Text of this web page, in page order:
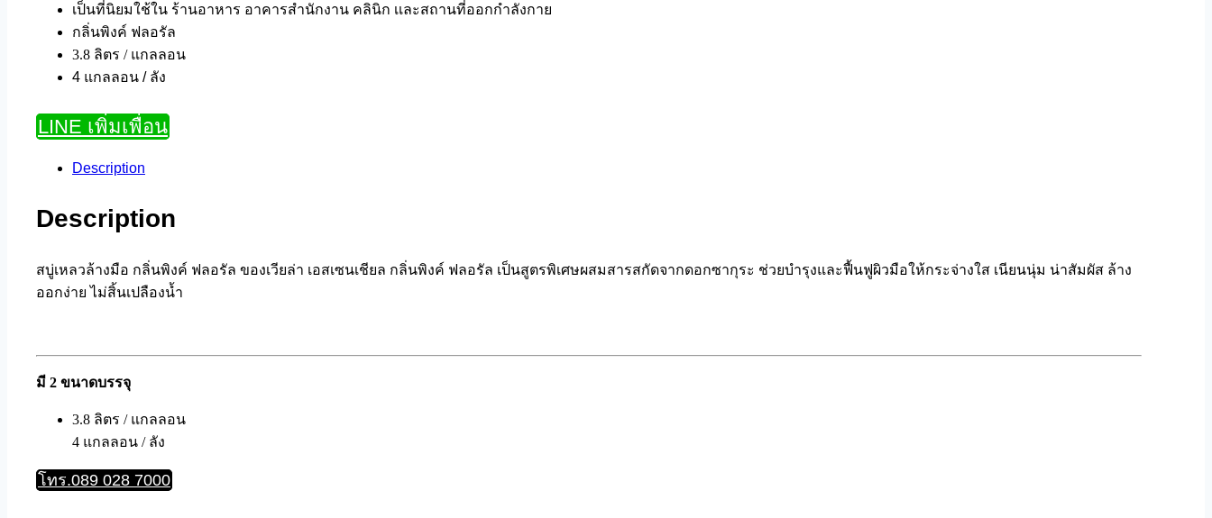
เป็นที่นิยมใช้ใน ร้านอาหาร อาคารสำนักงาน คลินิก เเละสถานที่ออกกำลังกาย
กลิ่นพิงค์ ฟลอรัล
3.8 ลิตร / แกลลอน
4 แกลลอน / ลัง
LINE เพิ่มเพื่อน
Description
Description
สบู่เหลวล้างมือ กลิ่นพิงค์ ฟลอรัล ของเวียล่า เอสเซนเชียล กลิ่นพิงค์ ฟลอรัล เป็นสูตรพิเศษผสมสารสกัดจากดอกซากุระ ช่วยบำรุงและฟื้นฟูผิวมือให้กระจ่างใส เนียนนุ่ม น่าสัมผัส ล้าง
ออกง่าย ไม่สิ้นเปลืองน้ำ
มี 2 ขนาดบรรจุ
3.8 ลิตร / แกลลอน
4 แกลลอน / ลัง
โทร.089 028 7000